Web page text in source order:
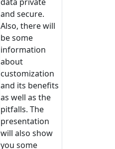
and secure.
Also, there will
be some
information
about
customization
and its benefits
as well as the
pitfalls. The
presentation
will also show
you some